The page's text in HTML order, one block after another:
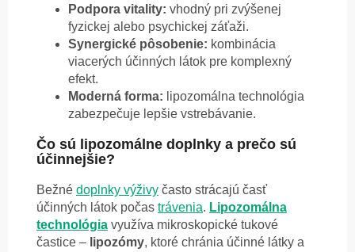
Podpora vitality: vhodný pri zvýšenej
fyzickej alebo psychickej záťaži.
Synergické pôsobenie: kombinácia
viacerých účinných látok pre komplexný
efekt.
Moderná forma: lipozomálna technológia
zabezpečuje lepšie vstrebávanie.
Čo sú lipozomálne doplnky a prečo sú
účinnejšie?
Bežné doplnky výživy často strácajú časť
účinných látok počas trávenia. Lipozomálna
technológia využíva mikroskopické tukové
častice – lipozómy, ktoré chránia účinné látky a